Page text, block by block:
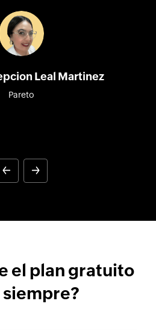
Leal Martinez
Pareto
el plan gratuito
siempre?